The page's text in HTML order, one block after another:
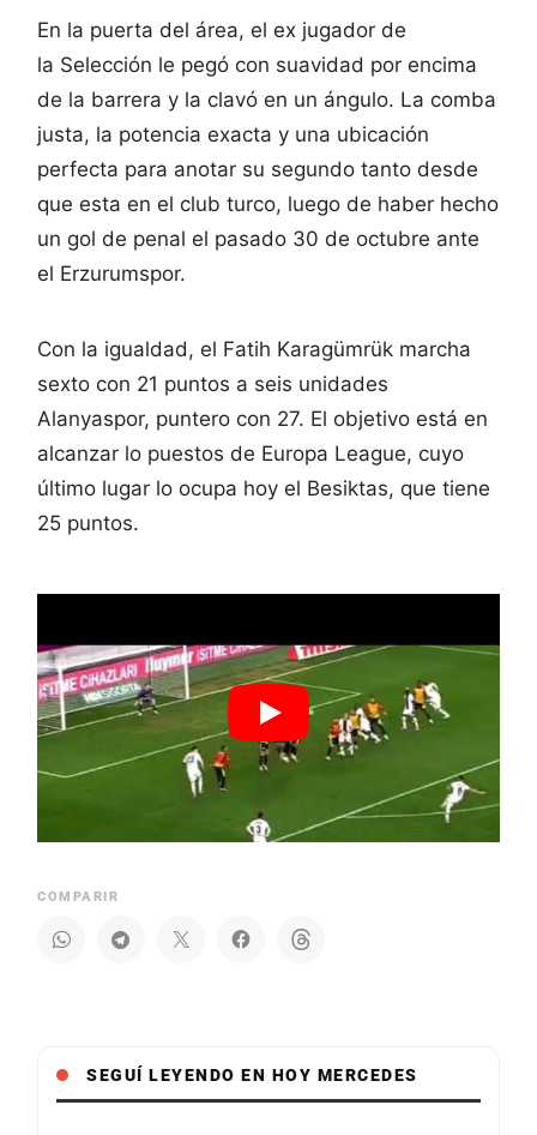
En la puerta del área, el ex jugador de
la Selección le pegó con suavidad por encima
de la barrera y la clavó en un ángulo. La comba
justa, la potencia exacta y una ubicación
perfecta para anotar su segundo tanto desde
que esta en el club turco, luego de haber hecho
un gol de penal el pasado 30 de octubre ante
el Erzurumspor.
Con la igualdad, el Fatih Karagümrük marcha
sexto con 21 puntos a seis unidades
Alanyaspor, puntero con 27. El objetivo está en
alcanzar lo puestos de Europa League, cuyo
último lugar lo ocupa hoy el Besiktas, que tiene
25 puntos.
COMPARIR
SEGUÍ LEYENDO EN HOY MERCEDES